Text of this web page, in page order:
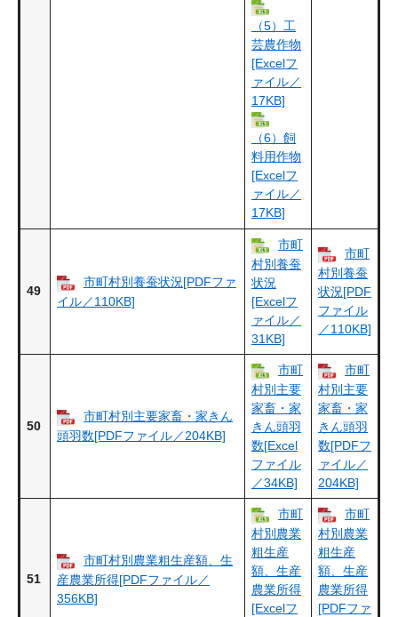
（5）工
芸農作物
[Excelフ
ァイル／
17KB]
（6）飼
料用作物
[Excelフ
ァイル／
17KB]
49
市町村別養蚕状況[PDFファ
イル／110KB]
市町
村別養蚕
状況
[Excelフ
ァイル／
31KB]
市町
村別養蚕
状況[PDF
ファイル
／110KB]
50
市町村別主要家畜・家きん
頭羽数[PDFファイル／204KB]
市町
村別主要
家畜・家
きん頭羽
数[Excel
ファイル
／34KB]
市町
村別主要
家畜・家
きん頭羽
数[PDFフ
ァイル／
204KB]
51
市町村別農業粗生産額、生
産農業所得[PDFファイル／
356KB]
市町
村別農業
粗生産
額、生産
農業所得
[Excelフ
市町
村別農業
粗生産
額、生産
農業所得
[PDFファ